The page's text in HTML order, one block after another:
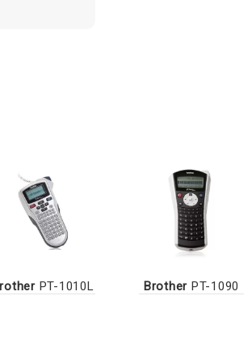
PT-1010L Brother PT-1090